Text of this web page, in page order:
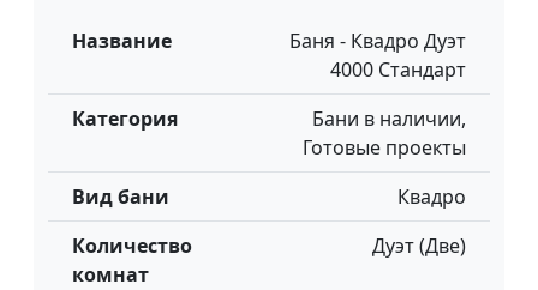
Название
Баня - Квадро Дуэт
4000 Стандарт
Категория
Бани в наличии,
Готовые проекты
Вид бани
Квадро
Количество
комнат
Дуэт (Две)